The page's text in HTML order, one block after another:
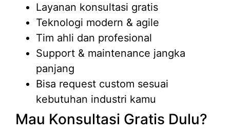
Layanan konsultasi gratis
Teknologi modern & agile
Tim ahli dan profesional
Support & maintenance jangka
panjang
Bisa request custom sesuai
kebutuhan industri kamu
Mau Konsultasi Gratis Dulu?